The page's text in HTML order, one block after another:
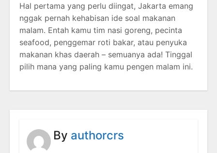
Hal pertama yang perlu diingat, Jakarta emang
nggak pernah kehabisan ide soal makanan
malam. Entah kamu tim nasi goreng, pecinta
seafood, penggemar roti bakar, atau penyuka
makanan khas daerah – semuanya ada! Tinggal
pilih mana yang paling kamu pengen malam ini.
By authorcrs